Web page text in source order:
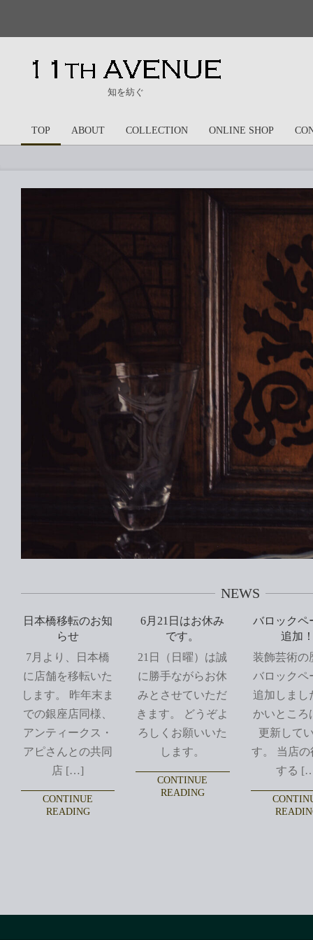
知を紡ぐ
TOP ABOUT COLLECTION ONLINE SHOP
NEWS
日本橋移転のお知
らせ
7月より、日本橋
に店舗を移転いた
します。 昨年末ま
での銀座店同様、
アンティークス・
アピさんとの共同
店 […]
CONTINUE
READING
6月21日はお休み
です。
21日（日曜）は誠
に勝手ながらお休
みとさせていただ
きます。 どうぞよ
ろしくお願いいた
します。
CONTINUE
READING
バロックペ
追加
装飾芸術の
バロックペ
追加しまし
かいところ
更新して
す。 当店の
する